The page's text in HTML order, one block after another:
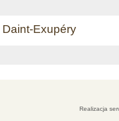
Daint-Exupéry
Realizacja